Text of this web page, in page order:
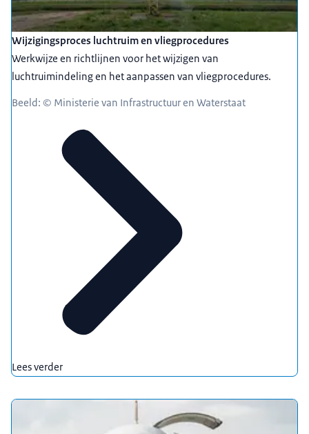
Wijzigingsproces luchtruim en vliegprocedures
Werkwijze en richtlijnen voor het wijzigen van
luchtruimindeling en het aanpassen van vliegprocedures.
Beeld: © Ministerie van Infrastructuur en Waterstaat
Lees verder